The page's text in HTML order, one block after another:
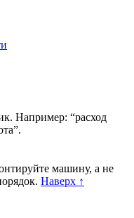
Например: “расход
машину, а не
Наверх ↑